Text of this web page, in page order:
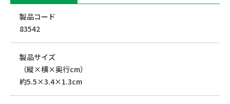
製品コード
83542
製品サイズ
（縦×横×奥行cm）
約5.5×3.4×1.3cm